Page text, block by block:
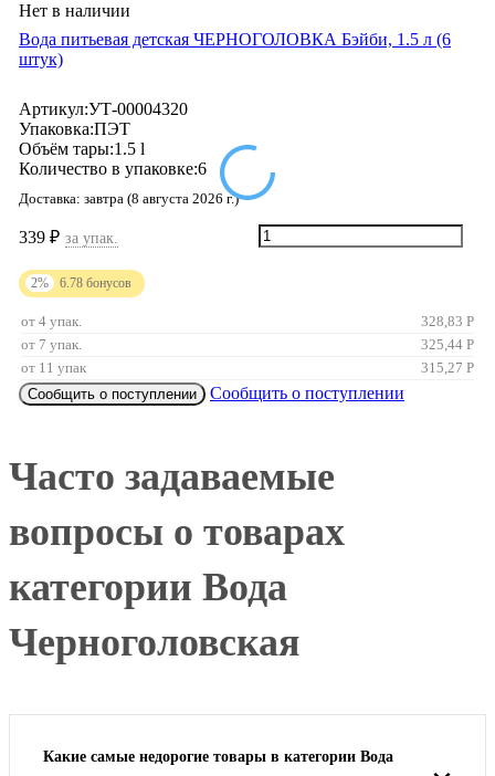
Нет в наличии
Вода питьевая детская ЧЕРНОГОЛОВКА Бэйби, 1.5 л (6
штук)
Артикул:УТ-00004320
Упаковка:ПЭТ
Объём тары:1.5 l
Количество в упаковке:6
Доставка: завтра (8 августа 2026 г.)
339 ₽ за упак.
2% 6.78 бонусов
от 4 упак. 328,83 Р
от 7 упак.
325,44 Р
от 11 упак
315,27 Р
Сообщить о поступлении
Сообщить о поступлении
Часто задаваемые
вопросы о товарах
категории Вода
Черноголовская
Какие самые недорогие товары в категории Вода